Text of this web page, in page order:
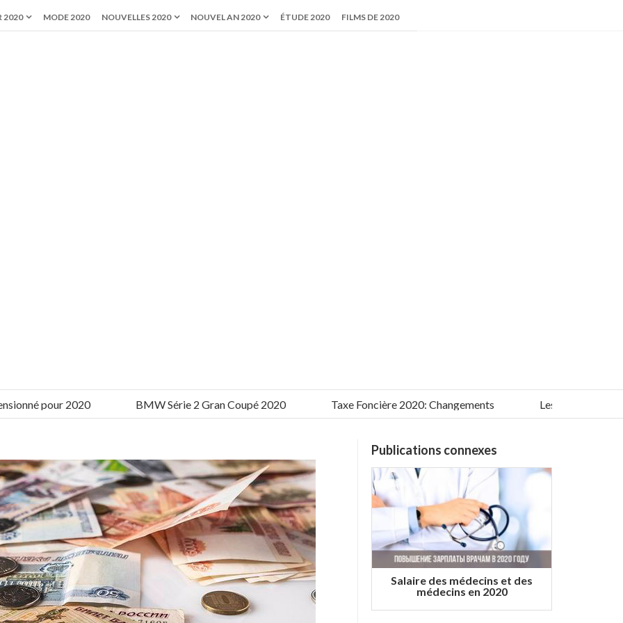
2020 MODE 2020 NOUVELLES 2020 NOUVEL AN 2020 ÉTUDE 2020 FILMS DE 2020
pour 2020 BMW Série 2 Gran Coupé 2020 Taxe Foncière 2020: Changements Les meilleurs films
Publications connexes
Salaire des médecins et des
médecins en 2020